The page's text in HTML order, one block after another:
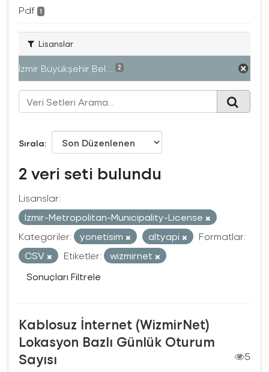
Pdf 1
Lisanslar
İzmir Büyükşehir Bel... 2
Sırala
2 veri seti bulundu
Lisanslar:
Izmir-Metropolitan-Municipality-License
Kategoriler:
yonetisim altyapi
Formatlar:
CSV
Etiketler:
wizmirnet
Sonuçları Filtrele
Kablosuz İnternet (WizmirNet)
Lokasyon Bazlı Günlük Oturum
Sayısı
5